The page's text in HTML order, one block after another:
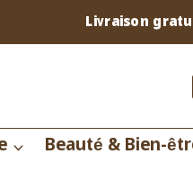
Livraison
Beauté & Bien-